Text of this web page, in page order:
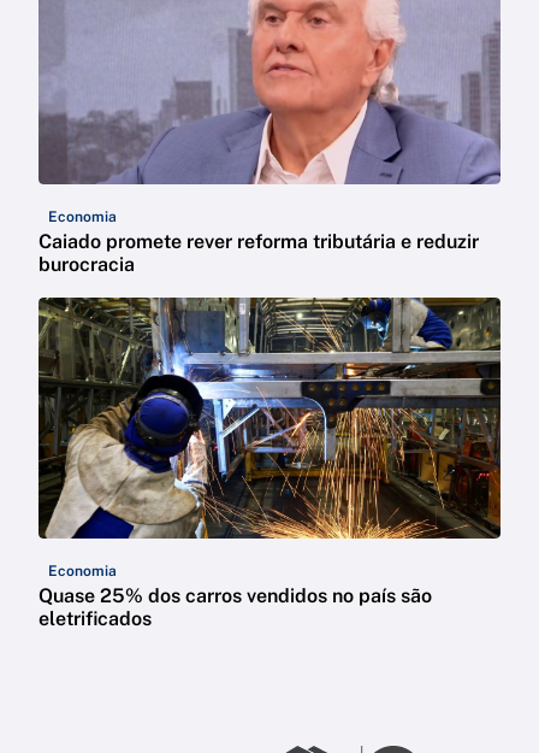
Economia
Caiado promete rever reforma tributária e reduzir
burocracia
Economia
Quase 25% dos carros vendidos no país são
eletrificados